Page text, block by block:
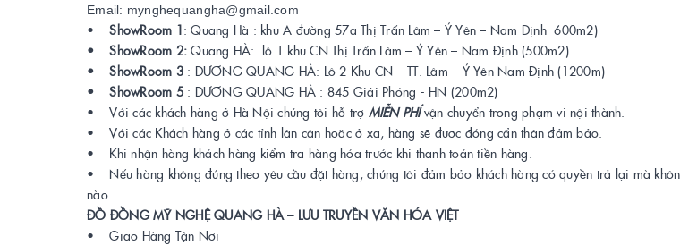
Email: mynghequangha@gmail.com
• ShowRoom 1: Quang Hà : khu A đường 57a Thị Trấn Lâm – Ý Yên – Nam Định 600m2)
• ShowRoom 2: Quang HÀ: lô 1 khu CN Thị Trấn Lâm – Ý Yên – Nam Định (500m2)
• ShowRoom 3 : DƯƠNG QUANG HÀ: Lô 2 Khu CN – TT. Lâm – Ý Yên Nam Định (1200m)
• ShowRoom 5 : DƯƠNG QUANG HÀ : 845 Giải Phóng - HN (200m2)
• Với các khách hàng ở Hà Nội chúng tôi hỗ trợ MIỄN PHÍvận chuyển trong phạm vi nội thành.
• Với các Khách hàng ở các tỉnh lân cận hoặc ở xa, hàng sẽ được đóng cẩn thận đảm bảo.
• Khi nhận hàng khách hàng kiểm tra hàng hóa trước khi thanh toán tiền hàng.
• Nếu hàng không đúng theo yêu cầu đặt hàng, chúng tôi đảm bảo khách hàng có quyền trả lại mà
nào.
ĐỒ ĐỒNG MỸ NGHỆ QUANG HÀ – LƯU TRUYỀN VĂN HÓA VIỆT
• Giao Hàng Tận Nơi